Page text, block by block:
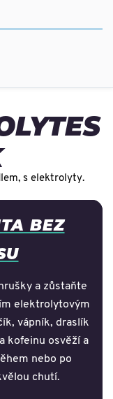
s elektrolyty.
BEZ
a zůstaňte
elektrolytovým
vápník, draslík
kofeinu osvěží a
nebo po
chutí.